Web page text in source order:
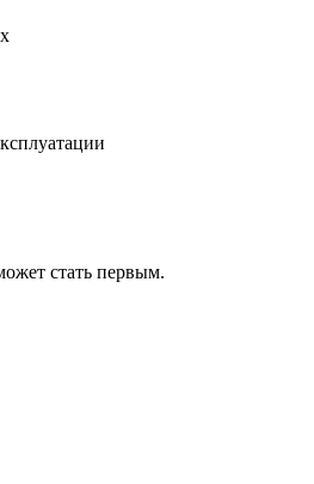
стать первым.